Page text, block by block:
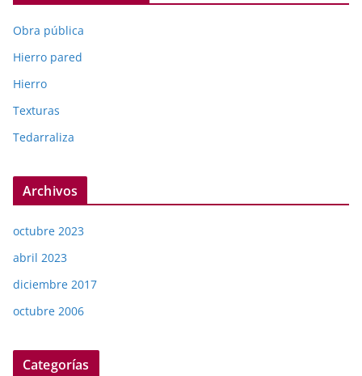
Obra pública
Hierro pared
Hierro
Texturas
Tedarraliza
Archivos
octubre 2023
abril 2023
diciembre 2017
octubre 2006
Categorías